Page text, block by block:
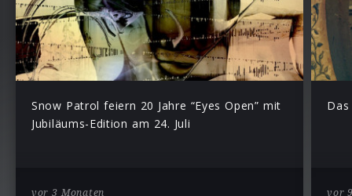
Snow Patrol feiern 20 Jahre “Eyes Open” mit
Jubiläums-Edition am 24. Juli
vor 3 Monaten vor